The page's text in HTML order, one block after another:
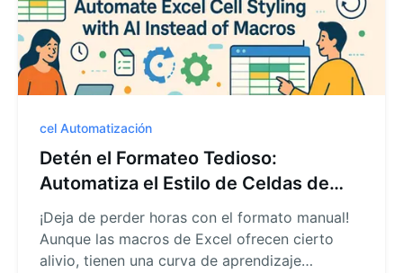
cel Automatización
Detén el Formateo Tedioso:
Automatiza el Estilo de Celdas de
Excel con IA en Lugar de Macros
¡Deja de perder horas con el formato manual!
Aunque las macros de Excel ofrecen cierto
alivio, tienen una curva de aprendizaje